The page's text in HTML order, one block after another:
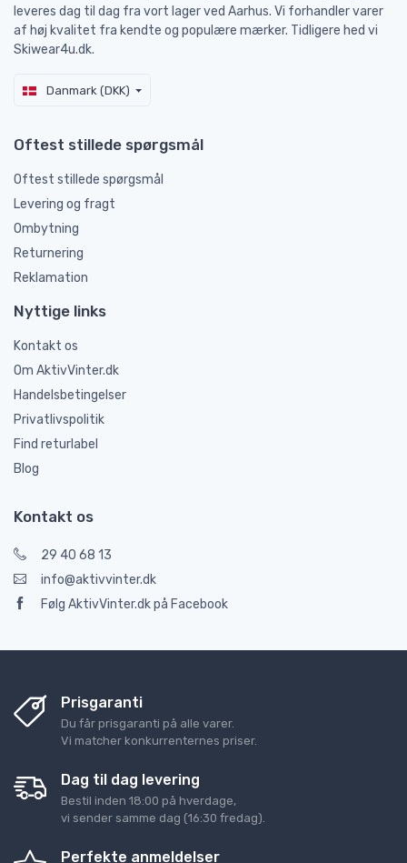
leveres dag til dag fra vort lager ved Aarhus. Vi forhandler varer
af høj kvalitet fra kendte og populære mærker. Tidligere hed vi
Skiwear4u.dk.
Danmark (DKK)
Oftest stillede spørgsmål
Oftest stillede spørgsmål
Levering og fragt
Ombytning
Returnering
Reklamation
Nyttige links
Kontakt os
Om AktivVinter.dk
Handelsbetingelser
Privatlivspolitik
Find returlabel
Blog
Kontakt os
29 40 68 13
info@aktivvinter.dk
Følg AktivVinter.dk på Facebook
Prisgaranti
Du får prisgaranti på alle varer.
Vi matcher konkurrenternes priser.
Dag til dag levering
Bestil inden 18:00 på hverdage,
vi sender samme dag (16:30 fredag).
Perfekte anmeldelser